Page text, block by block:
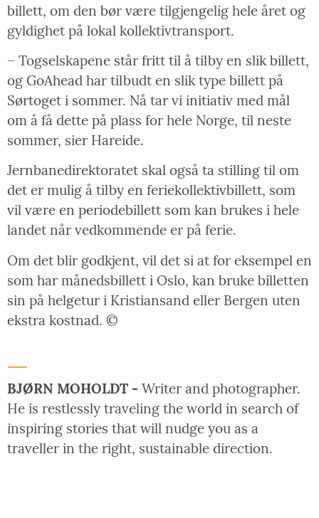
billett, om den bør være tilgjengelig hele året og
gyldighet på lokal kollektivtransport.
– Togselskapene står fritt til å tilby en slik billett,
og GoAhead har tilbudt en slik type billett på
Sørtoget i sommer. Nå tar vi initiativ med mål
om å få dette på plass for hele Norge, til neste
sommer, sier Hareide.
Jernbanedirektoratet skal også ta stilling til om
det er mulig å tilby en feriekollektivbillett, som
vil være en periodebillett som kan brukes i hele
landet når vedkommende er på ferie.
Om det blir godkjent, vil det si at for eksempel en
som har månedsbillett i Oslo, kan bruke billetten
sin på helgetur i Kristiansand eller Bergen uten
ekstra kostnad. ©
BJØRN MOHOLDT - Writer and photographer.
He is restlessly traveling the world in search of
inspiring stories that will nudge you as a
traveller in the right, sustainable direction.